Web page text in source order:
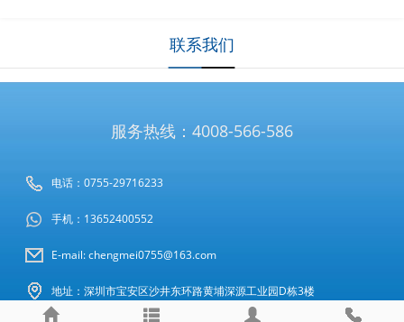
联系我们
服务热线：4008-566-586
电话：0755-29716233
手机：13652400552
E-mail: chengmei0755@163.com
地址：深圳市宝安区沙井东环路黄埔深源工业园D栋3楼